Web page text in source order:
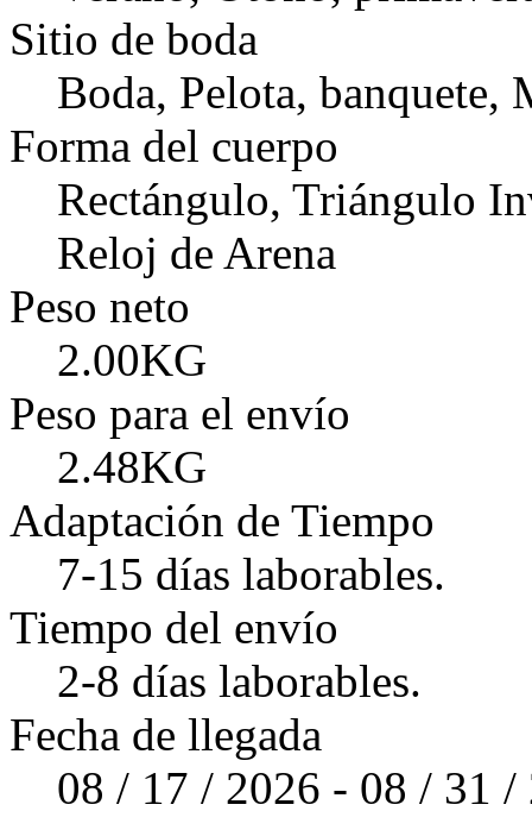
Sitio de boda
Boda, Pelota, banquete,
Forma del cuerpo
Rectángulo, Triángulo
Reloj de Arena
Peso neto
2.00KG
Peso para el envío
2.48KG
Adaptación de Tiempo
7-15 días laborables.
Tiempo del envío
2-8 días laborables.
Fecha de llegada
08 / 17 / 2026 - 08 / 31 /